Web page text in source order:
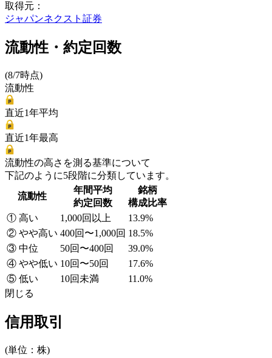
取得元：
ジャパンネクスト証券
流動性・約定回数
(8/7時点)
流動性
直近1年平均
直近1年最高
流動性の高さを測る基準について
下記のように5段階に分類しています。
流動性
年間平均
約定回数
銘柄
構成比率
① 高い
1,000回以上
13.9%
② やや高い 400回〜1,000回 18.5%
③ 中位
50回〜400回
39.0%
④ やや低い 10回〜50回
17.6%
⑤ 低い
10回未満
11.0%
閉じる
信用取引
(単位：株)